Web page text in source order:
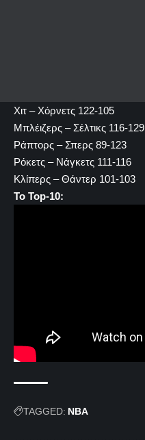
Χιτ – Χόρνετς 122-105
Μπλέιζερς – Σέλτικς 116-129
Ράπτορς – Σπερς 89-123
Ρόκετς – Νάγκετς 111-116
Κλίπερς – Θάντερ 101-103
Το Top-10:
TAGGED: NBA